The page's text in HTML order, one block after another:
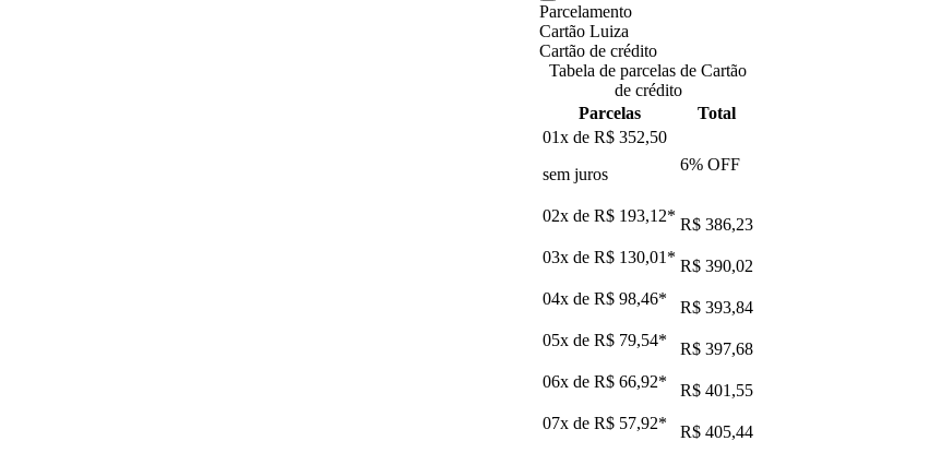
Parcelamento
Cartão Luiza
Cartão de crédito
Tabela de parcelas de Cartão
de crédito
Parcelas
Total
01x de R$ 352,50
sem juros
6% OFF
02x de R$ 193,12* R$ 386,23
03x de R$ 130,01 * R$ 390,02
04x de R$ 98,46*
R$ 393,84
05x de R$ 79,54*
R$ 397,68
06x de R$ 66,92*
R$ 401,55
07x de R$ 57,92*
R$ 405,44